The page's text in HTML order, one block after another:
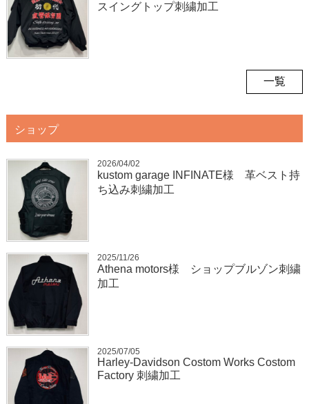
スイングトップ刺繍加工
一覧
ショップ
2026/04/02
kustom garage INFINATE様 革ベスト持
ち込み刺繍加工
2025/11/26
Athena motors様 ショップブルゾン刺繍
加工
2025/07/05
Harley-Davidson Costom Works Costom
Factory 刺繍加工